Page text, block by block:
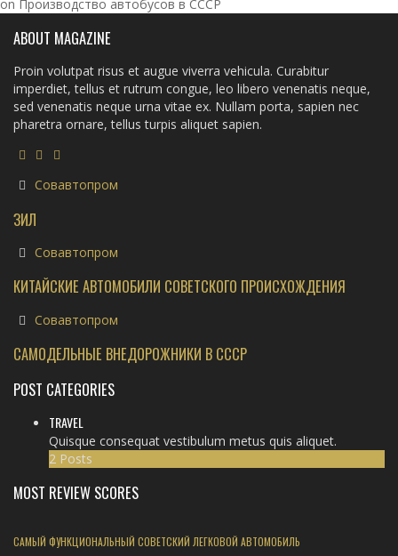
on Производство автобусов в СССР
ABOUT MAGAZINE
Proin volutpat risus et augue viverra vehicula. Curabitur
imperdiet, tellus et rutrum congue, leo libero venenatis neque,
sed venenatis neque urna vitae ex. Nullam porta, sapien nec
pharetra ornare, tellus turpis aliquet sapien.
Совавтопром
ЗИЛ
Совавтопром
КИТАЙСКИЕ АВТОМОБИЛИ СОВЕТСКОГО ПРОИСХОЖДЕНИЯ
Совавтопром
САМОДЕЛЬНЫЕ ВНЕДОРОЖНИКИ В СССР
POST CATEGORIES
TRAVEL
Quisque consequat vestibulum metus quis aliquet.
2 Posts
MOST REVIEW SCORES
САМЫЙ ФУНКЦИОНАЛЬНЫЙ СОВЕТСКИЙ ЛЕГКОВОЙ АВТОМОБИЛЬ